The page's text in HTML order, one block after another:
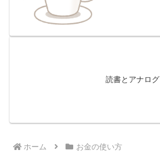
読書とアナログ
ホーム お金の使い方